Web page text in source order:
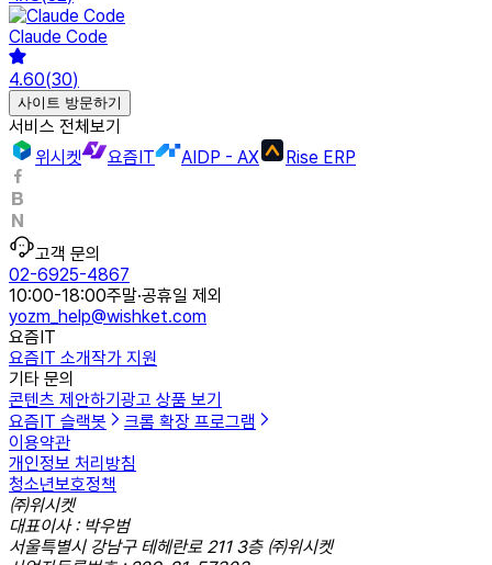
Claude Code
4.60(30)
사이트 방문하기
서비스 전체보기
위시켓
요즘IT AIDP - AX Rise ERP
고객 문의
02-6925-4867
10:00-18:00주말·공휴일 제외
yozm_help@wishket.com
요즘IT
요즘IT 소개작가 지원
기타 문의
콘텐츠 제안하기광고 상품 보기
요즘IT 슬랙봇
크롬 확장 프로그램
이용약관
개인정보 처리방침
청소년보호정책
㈜위시켓
대표이사 : 박우범
서울특별시 강남구 테헤란로 211 3층 ㈜위시켓